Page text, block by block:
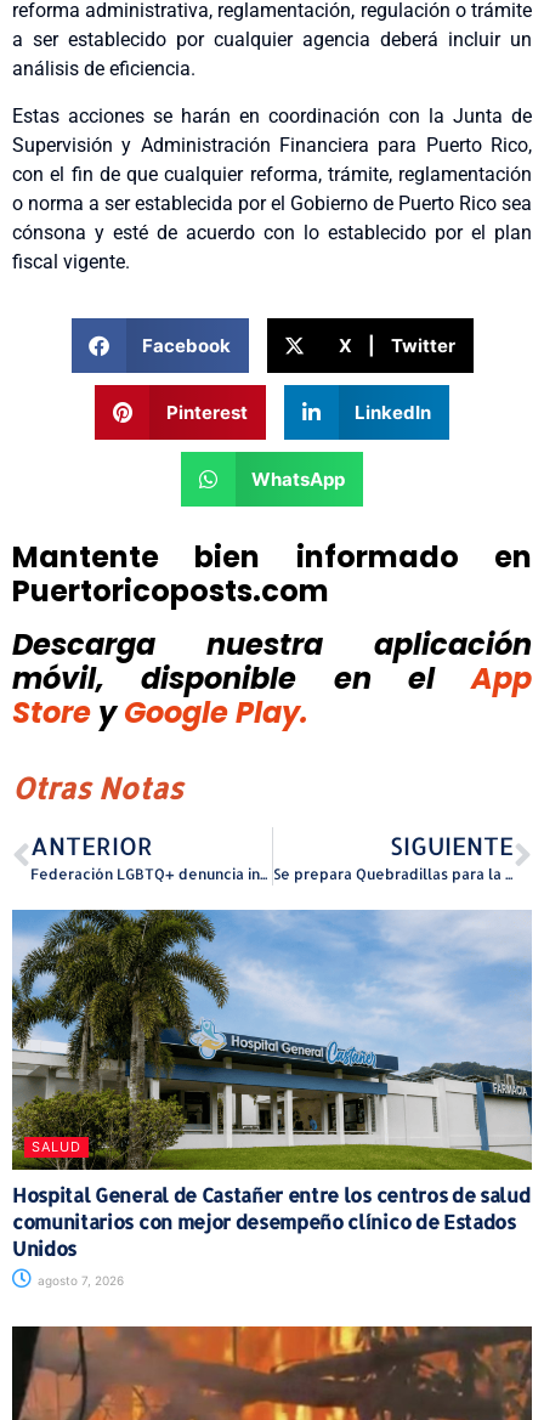
reforma administrativa, reglamentación, regulación o trámite
a ser establecido por cualquier agencia deberá incluir un
análisis de eficiencia.
Estas acciones se harán en coordinación con la Junta de
Supervisión y Administración Financiera para Puerto Rico,
con el fin de que cualquier reforma, trámite, reglamentación
o norma a ser establecida por el Gobierno de Puerto Rico sea
cónsona y esté de acuerdo con lo establecido por el plan
fiscal vigente.
Facebook X | Twitter
Pinterest LinkedIn
WhatsApp
Mantente bien informado en
Puertoricoposts.com
Descarga nuestra aplicación
móvil, disponible
en el
App
Store y Google Play.
Otras Notas
ANTERIOR
Federación LGBTQ+ denuncia intento de eliminar programas de diversidad, equidad e inclusión
SIGUIENTE
Se prepara Quebradillas para la celebración del Pirata Downhill
SALUD
Hospital General de Castañer entre los centros de salud
comunitarios con mejor desempeño clínico de Estados
Unidos
agosto 7, 2026